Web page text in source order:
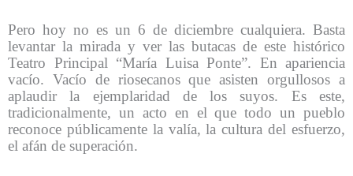
Pero hoy no es un 6 de diciembre cualquiera. Basta
levantar la mirada y ver las butacas de este histórico
Teatro Principal “María Luisa Ponte”. En apariencia
vacío. Vacío de riosecanos que asisten orgullosos a
aplaudir la ejemplaridad de los suyos. Es este,
tradicionalmente, un acto en el que todo un pueblo
reconoce públicamente la valía, la cultura del esfuerzo,
el afán de superación.